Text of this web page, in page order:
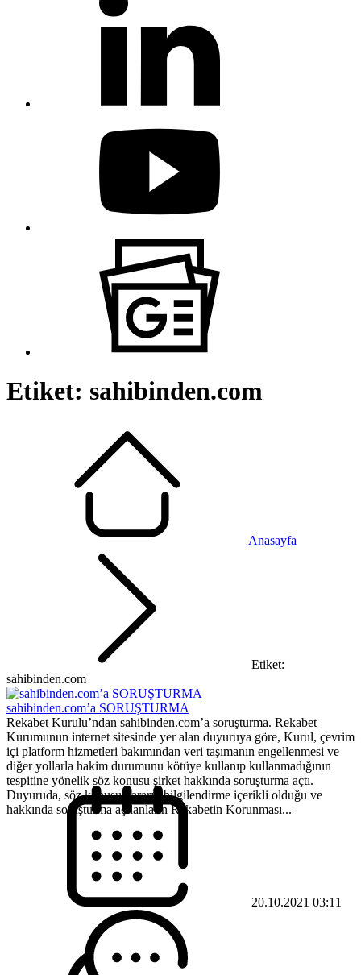
Etiket: sahibinden.com
Anasayfa
Etiket:
sahibinden.com
sahibinden.com’a SORUŞTURMA
Rekabet Kurulu’ndan sahibinden.com’a soruşturma. Rekabet
Kurumunun internet sitesinde yer alan duyuruya göre, Kurul, çevrim
içi platform hizmetleri bakımından veri taşımanın engellenmesi ve
diğer yollarla hakim durumunu kötüye kullanıp kullanmadığının
tespitine yönelik söz konusu şirket hakkında soruşturma açtı.
Duyuruda, söz konusu kararın bilgilendirme içerikli olduğu ve
hakkında soruşturma açılanların Rekabetin Korunması...
20.10.2021 03:11